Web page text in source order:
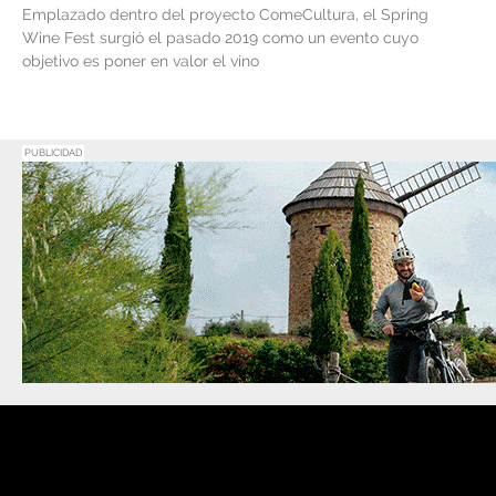
Emplazado dentro del proyecto ComeCultura, el Spring
Wine Fest surgió el pasado 2019 como un evento cuyo
objetivo es poner en valor el vino
PUBLICIDAD